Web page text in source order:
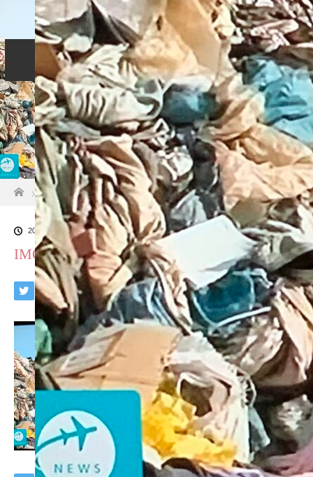
コンセプト サービス LINE
Blog Profile お問い合わせ
ホーム
ブログ一覧 IMG-1586
2025.04.6
IMG-1586